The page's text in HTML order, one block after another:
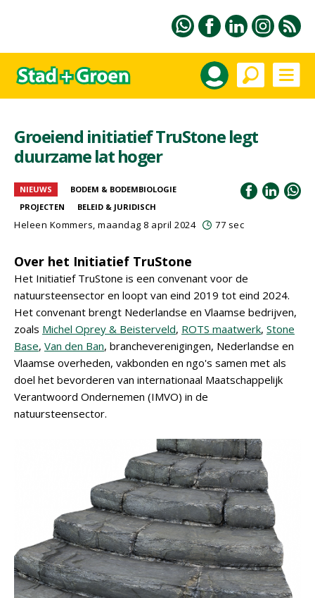
Groeiend initiatief TruStone legt
duurzame lat hoger
NIEUWS
BODEM & BODEMBIOLOGIE
PROJECTEN
BELEID & JURIDISCH
Heleen Kommers, maandag 8 april 2024 77 sec
Over het Initiatief TruStone
Het Initiatief TruStone is een convenant voor de
natuursteensector en loopt van eind 2019 tot eind 2024.
Het convenant brengt Nederlandse en Vlaamse bedrijven,
zoals Michel Oprey & Beisterveld, ROTS maatwerk, Stone
Base, Van den Ban, brancheverenigingen, Nederlandse en
Vlaamse overheden, vakbonden en ngo's samen met als
doel het bevorderen van internationaal Maatschappelijk
Verantwoord Ondernemen (IMVO) in de
natuursteensector.